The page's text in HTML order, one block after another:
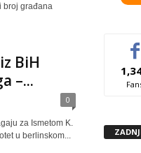
broj građana
BiH
–...
0
za Ismetom K.
u berlinskom...